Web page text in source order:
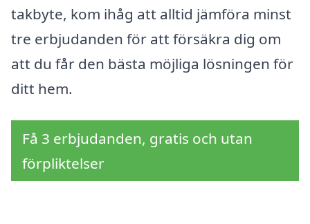
takbyte, kom ihåg att alltid jämföra minst
tre erbjudanden för att försäkra dig om
att du får den bästa möjliga lösningen för
ditt hem.
Få 3 erbjudanden, gratis och utan
förpliktelser